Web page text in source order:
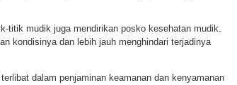
titik mudik juga mendirikan posko kesehatan mudik.
kondisinya dan lebih jauh menghindari terjadinya
dalam penjaminan keamanan dan kenyamanan